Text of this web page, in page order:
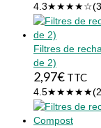
4.3★★★★☆
Filtres de
de 2)
2,97€ TTC
4.5★★★★★